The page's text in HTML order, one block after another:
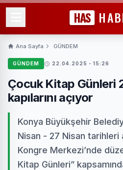
HAS
Ana Sayfa GÜNDEM
GÜNDEM 22.04.2025 - 15:26
Çocuk Kitap Günleri
kapılarını açıyor
Konya Büyükşehir
Nisan - 27 Nisan tarihleri
Kongre Merkezi’nde
Kitap Günleri”